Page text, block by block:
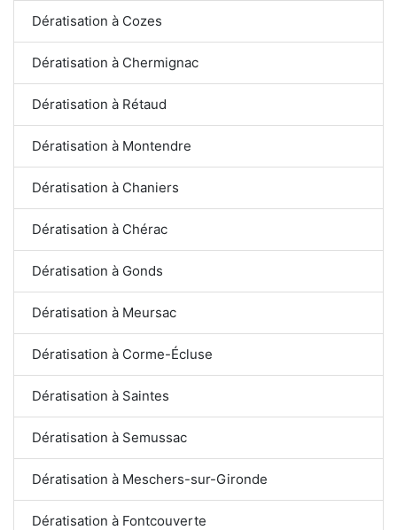
Dératisation à Cozes
Dératisation à Chermignac
Dératisation à Rétaud
Dératisation à Montendre
Dératisation à Chaniers
Dératisation à Chérac
Dératisation à Gonds
Dératisation à Meursac
Dératisation à Corme-Écluse
Dératisation à Saintes
Dératisation à Semussac
Dératisation à Meschers-sur-Gironde
Dératisation à Fontcouverte